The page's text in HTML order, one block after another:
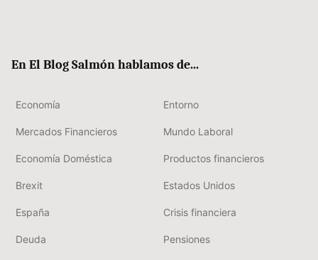
En El Blog Salmón hablamos de...
Economía Entorno
Mercados Financieros Mundo Laboral
Economía Doméstica Productos financieros
Brexit Estados Unidos
España Crisis financiera
Deuda Pensiones